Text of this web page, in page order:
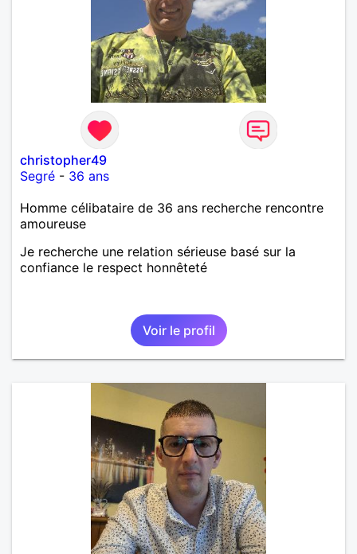
christopher49
Segré - 36 ans
Homme célibataire de 36 ans recherche rencontre
amoureuse
Je recherche une relation sérieuse basé sur la
confiance le respect honnêteté
Voir le profil